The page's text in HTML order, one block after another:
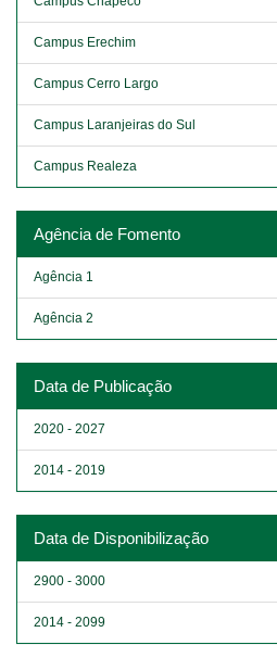
Campus Erechim
Campus Cerro Largo
Campus Laranjeiras do Sul
Campus Realeza
Agência de Fomento
Agência 1
Agência 2
Data de Publicação
2020 - 2027
2014 - 2019
Data de Disponibilização
2900 - 3000
2014 - 2099